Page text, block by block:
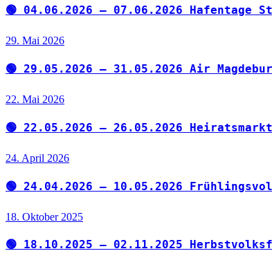
🟢 04.06.2026 – 07.06.2026 Hafentage
29. Mai 2026
🟢 29.05.2026 – 31.05.2026 Air
22. Mai 2026
🟢 22.05.2026 – 26.05.2026
24. April 2026
🟢 24.04.2026 – 10.05.2026
18. Oktober 2025
🟢 18.10.2025 – 02.11.2025